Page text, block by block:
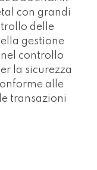
con grandi
delle
gestione
controllo
la sicurezza
alle
transazioni